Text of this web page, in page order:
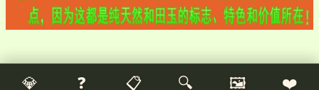
💎 ❓ 📋 🔍 🖼️ ❤️